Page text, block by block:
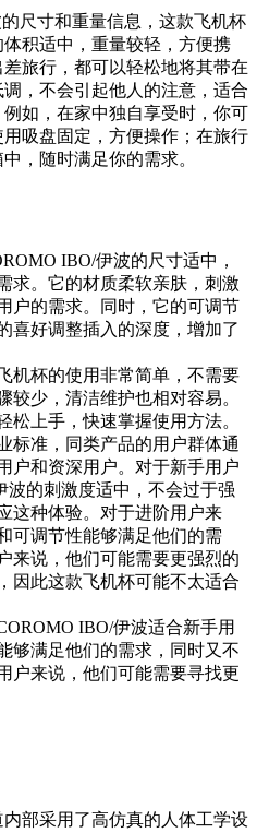
尺寸和重量信息，这款飞机杯
积适中，重量较轻，方便携
旅行，都可以轻松地将其带在
，不会引起他人的注意，适合
如，在家中独自享受时，你可
吸盘固定，方便操作；在旅行
，随时满足你的需求。
IBO/伊波的尺寸适中，
求。它的材质柔软亲肤，刺激
户的需求。同时，它的可调节
喜好调整插入的深度，增加了
机杯的使用非常简单，不需要
较少，清洁维护也相对容易。
松上手，快速掌握使用方法。
标准，同类产品的用户群体通
户和资深用户。对于新手用户
波的刺激度适中，不会过于强
这种体验。对于进阶用户来
可调节性能够满足他们的需
来说，他们可能需要更强烈的
因此这款飞机杯可能不太适合
IBO/伊波适合新手用
够满足他们的需求，同时又不
户来说，他们可能需要寻找更
内部采用了高仿真的人体工学设